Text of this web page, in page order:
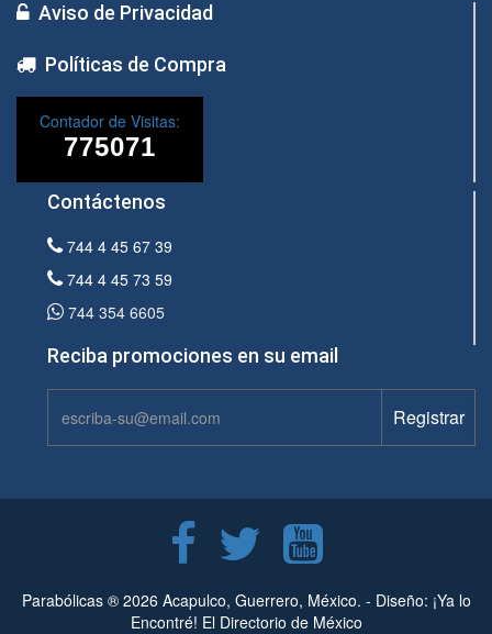
Aviso de Privacidad
Políticas de Compra
Contador de Visitas:
Contáctenos
744 4 45 67 39
744 4 45 73 59
744 354 6605
Reciba promociones en su email
Parabólicas ® 2026 Acapulco, Guerrero, México. - Diseño: ¡Ya lo
Encontré! El Directorio de México